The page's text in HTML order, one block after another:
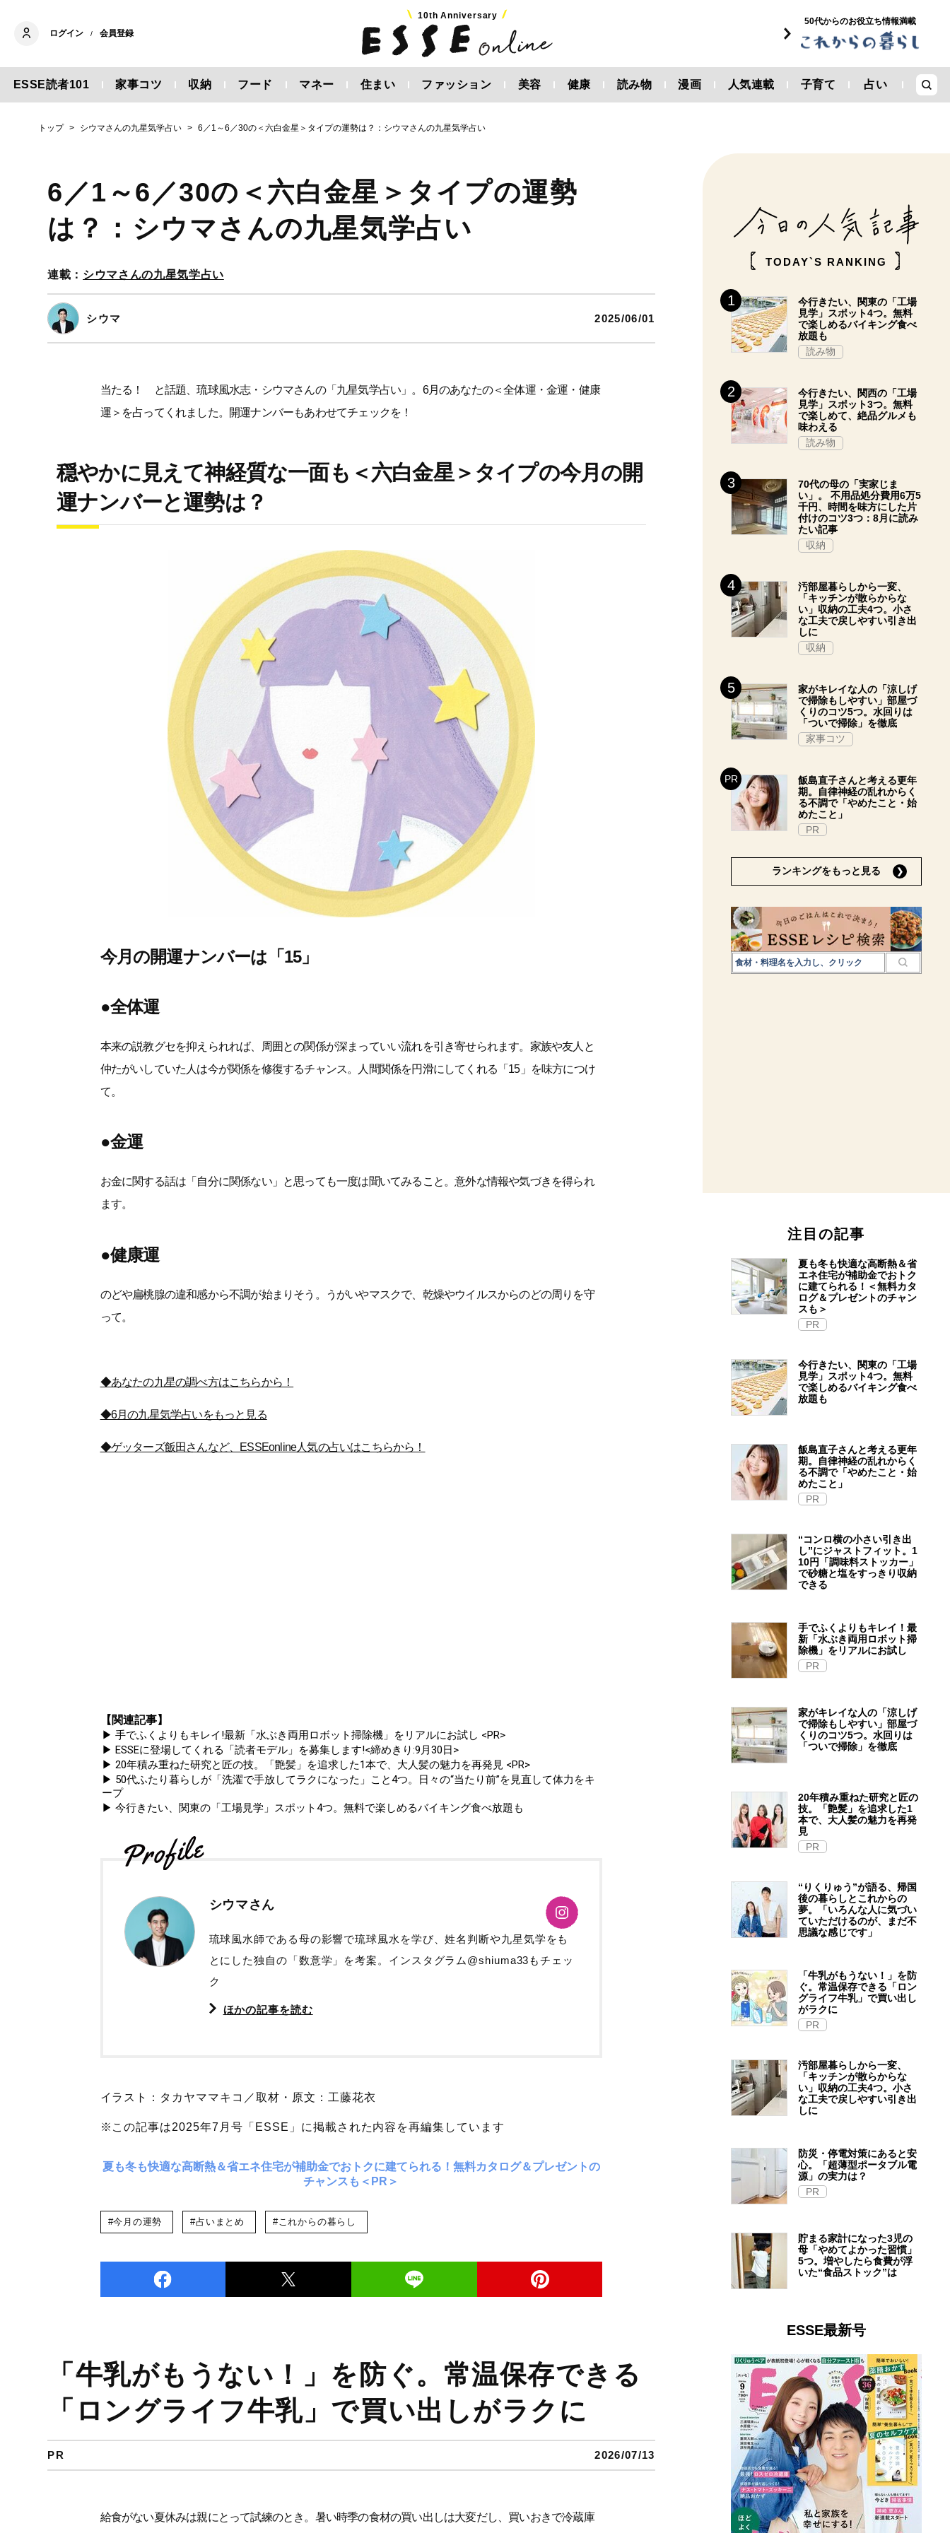
ログイン / 会員登録
10th Anniversary
50代からのお役立ち情報満載
ESSE読者101 家事コツ 収納 フード マネー 住まい ファッション 美容 健康 読み物 漫画 人気連載 子育て 占い
トップ シウマさんの九星気学占い 6／1～6／30の＜六白金星＞タイプの運勢は？：シウマさんの九星気学占い
6／1～6／30の＜六白金星＞タイプの運勢
は？：シウマさんの九星気学占い
連載： シウマさんの九星気学占い
シウマ 2025/06/01
当たる！ と話題、琉球風水志・シウマさんの「九星気学占い」。6月のあなたの＜全体運・金運・健康
運＞を占ってくれました。開運ナンバーもあわせてチェックを！
穏やかに見えて神経質な一面も＜六白金星＞タイプの今月の開
運ナンバーと運勢は？
今月の開運ナンバーは「15」
●全体運
本来の説教グセを抑えられれば、周囲との関係が深まっていい流れを引き寄せられます。家族や友人と
仲たがいしていた人は今が関係を修復するチャンス。人間関係を円滑にしてくれる「15」を味方につけ
て。
●金運
お金に関する話は「自分に関係ない」と思っても一度は聞いてみること。意外な情報や気づきを得られ
ます。
●健康運
のどや扁桃腺の違和感から不調が始まりそう。うがいやマスクで、乾燥やウイルスからのどの周りを守
って。
◆あなたの九星の調べ方はこちらから！
◆6月の九星気学占いをもっと見る
◆ゲッターズ飯田さんなど、ESSEonline人気の占いはこちらから！
【関連記事】
▶ 手でふくよりもキレイ!最新「水ぶき両用ロボット掃除機」をリアルにお試し <PR>
▶ ESSEに登場してくれる「読者モデル」を募集します!<締めきり:9月30日>
▶ 20年積み重ねた研究と匠の技。「艶髪」を追求した1本で、大人髪の魅力を再発見 <PR>
▶ 50代ふたり暮らしが「洗濯で手放してラクになった」こと4つ。日々の“当たり前”を見直して体力をキ
ープ
▶ 今行きたい、関東の「工場見学」スポット4つ。無料で楽しめるバイキング食べ放題も
シウマさん
琉球風水師である母の影響で琉球風水を学び、姓名判断や九星気学をも
とにした独自の「数意学」を考案。インスタグラム@shiuma33もチェッ
ク
ほかの記事を読む
イラスト：タカヤママキコ／取材・原文：工藤花衣
※この記事は2025年7月号「ESSE」に掲載された内容を再編集しています
夏も冬も快適な高断熱＆省エネ住宅が補助金でおトクに建てられる！無料カタログ＆プレゼントの
チャンスも＜PR＞
#今月の運勢 #占いまとめ #これからの暮らし
「牛乳がもうない！」を防ぐ。常温保存できる
「ロングライフ牛乳」で買い出しがラクに
PR 2026/07/13
給食がない夏休みは親にとって試練のとき。暑い時季の食材の買い出しは大変だし、買いおきで冷蔵庫
TODAY`S RANKING
今行きたい、関東の「工場
見学」スポット4つ。無料
で楽しめるバイキング食べ
放題も
読み物
今行きたい、関西の「工場
見学」スポット3つ。無料
で楽しめて、絶品グルメも
味わえる
読み物
70代の母の「実家じま
い」。 不用品処分費用6万5
千円、時間を味方にした片
付けのコツ3つ：8月に読み
たい記事
収納
汚部屋暮らしから一変、
「キッチンが散らからな
い」収納の工夫4つ。小さ
な工夫で戻しやすい引き出
しに
収納
家がキレイな人の「涼しげ
で掃除もしやすい」部屋づ
くりのコツ5つ。水回りは
「ついで掃除」を徹底
家事コツ
飯島直子さんと考える更年
期。自律神経の乱れからく
る不調で「やめたこと・始
めたこと」
PR
ランキングをもっと見る
注目の記事
夏も冬も快適な高断熱＆省
エネ住宅が補助金でおトク
に建てられる！＜無料カタ
ログ＆プレゼントのチャン
スも＞
PR
今行きたい、関東の「工場
見学」スポット4つ。無料
で楽しめるバイキング食べ
放題も
飯島直子さんと考える更年
期。自律神経の乱れからく
る不調で「やめたこと・始
めたこと」
PR
“コンロ横の小さい引き出
し”にジャストフィット。1
10円「調味料ストッカー」
で砂糖と塩をすっきり収納
できる
手でふくよりもキレイ！最
新「水ぶき両用ロボット掃
除機」をリアルにお試し
PR
家がキレイな人の「涼しげ
で掃除もしやすい」部屋づ
くりのコツ5つ。水回りは
「ついで掃除」を徹底
20年積み重ねた研究と匠の
技。「艶髪」を追求した1
本で、大人髪の魅力を再発
見
PR
“りくりゅう”が語る、帰国
後の暮らしとこれからの
夢。「いろんな人に気づい
ていただけるのが、まだ不
思議な感じです」
「牛乳がもうない！」を防
ぐ。常温保存できる「ロン
グライフ牛乳」で買い出し
がラクに
PR
汚部屋暮らしから一変、
「キッチンが散らからな
い」収納の工夫4つ。小さ
な工夫で戻しやすい引き出
しに
防災・停電対策にあると安
心。「超薄型ポータブル電
源」の実力は？​
PR
貯まる家計になった3児の
母「やめてよかった習慣」
5つ。増やしたら食費が浮
いた“食品ストック”は
ESSE最新号